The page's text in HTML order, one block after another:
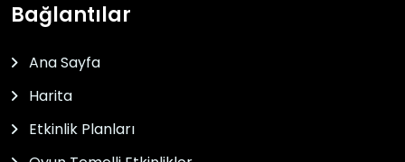
Bağlantılar
Ana Sayfa
Harita
Etkinlik Planları